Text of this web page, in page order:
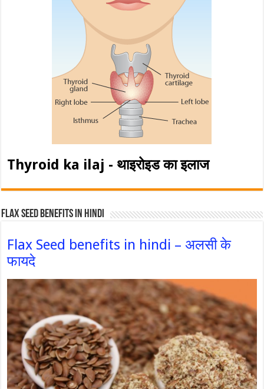
Thyroid ka ilaj - थाइरोइड का इलाज
Flax Seed Benefits in hindi
Flax Seed benefits in hindi – अलसी के
फायदे